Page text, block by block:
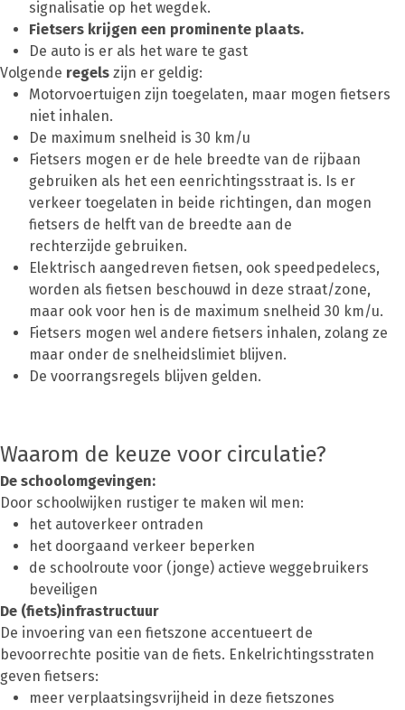
signalisatie op het wegdek.
Fietsers krijgen een prominente plaats.
De auto is er als het ware te gast
Volgende regels zijn er geldig:
Motorvoertuigen zijn toegelaten, maar mogen fietsers
niet inhalen.
De maximum snelheid is 30 km/u
Fietsers mogen er de hele breedte van de rijbaan
gebruiken als het een eenrichtingsstraat is. Is er
verkeer toegelaten in beide richtingen, dan mogen
fietsers de helft van de breedte aan de
rechterzijde gebruiken.
Elektrisch aangedreven fietsen, ook speedpedelecs,
worden als fietsen beschouwd in deze straat/zone,
maar ook voor hen is de maximum snelheid 30 km/u.
Fietsers mogen wel andere fietsers inhalen, zolang ze
maar onder de snelheidslimiet blijven.
De voorrangsregels blijven gelden.
Waarom de keuze voor circulatie?
De schoolomgevingen:
Door schoolwijken rustiger te maken wil men:
het autoverkeer ontraden
het doorgaand verkeer beperken
de schoolroute voor (jonge) actieve weggebruikers
beveiligen
De (fiets)infrastructuur
De invoering van een fietszone accentueert de
bevoorrechte positie van de fiets. Enkelrichtingsstraten
geven fietsers:
meer verplaatsingsvrijheid in deze fietszones